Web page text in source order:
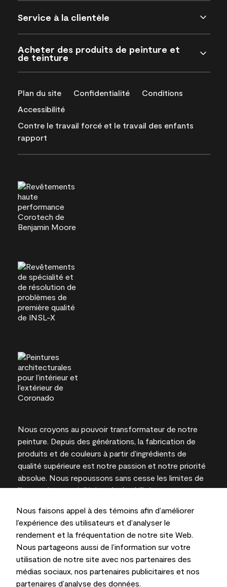
Nous faisons appel à des témoins afin d’améliorer
l’expérience des utilisateurs et d’analyser le
rendement et la fréquentation de notre site Web.
Nous partageons aussi de l’information sur votre
utilisation de notre site avec nos partenaires des
médias sociaux, nos partenaires publicitaires et nos
partenaires d’analyse des données.
Service à la clientèle
Acheter des produits de peinture et
de teinture
Plan du site Confidentialité
Conditions
Accessibilité
Contre le travail forcé et le travail des enfants
rapport
Nous croyons au pouvoir transformateur de notre
peinture. Depuis des générations, la fabrication de
produits et de couleurs à partir d’ingrédients de
qualité supérieure est notre passion et notre priorité
absolue. Nous repoussons sans cesse les limites de
l’innovation et privilégions la durabilité pour
l’expertise locale.
Les couleurs représentées à l’écran et sur les
documents imprimés peuvent différer des couleurs
en contenant.